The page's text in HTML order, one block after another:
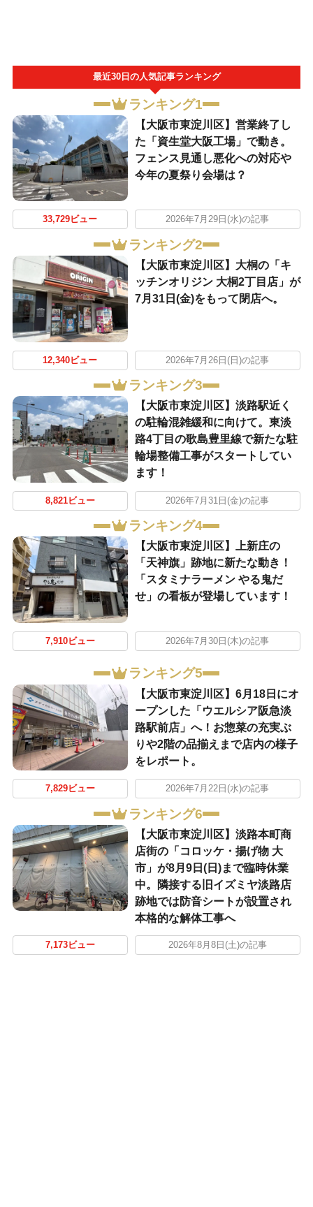
最近30日の人気記事ランキング
ランキング1
【大阪市東淀川区】営業終了し
た「資生堂大阪工場」で動き。
フェンス見通し悪化への対応や
今年の夏祭り会場は？
33,729ビュー 2026年7月29日(水)の記事
ランキング2
【大阪市東淀川区】大桐の「キ
ッチンオリジン 大桐2丁目店」が
7月31日(金)をもって閉店へ。
12,340ビュー 2026年7月26日(日)の記事
ランキング3
【大阪市東淀川区】淡路駅近く
の駐輪混雑緩和に向けて。東淡
路4丁目の歌島豊里線で新たな駐
輪場整備工事がスタートしてい
ます！
8,821ビュー 2026年7月31日(金)の記事
ランキング4
【大阪市東淀川区】上新庄の
「天神旗」跡地に新たな動き！
「スタミナラーメン やる鬼だ
せ」の看板が登場しています！
7,910ビュー 2026年7月30日(木)の記事
ランキング5
【大阪市東淀川区】6月18日にオ
ープンした「ウエルシア阪急淡
路駅前店」へ！お惣菜の充実ぶ
りや2階の品揃えまで店内の様子
をレポート。
7,829ビュー 2026年7月22日(水)の記事
ランキング6
【大阪市東淀川区】淡路本町商
店街の「コロッケ・揚げ物 大
市」が8月9日(日)まで臨時休業
中。隣接する旧イズミヤ淡路店
跡地では防音シートが設置され
本格的な解体工事へ
7,173ビュー 2026年8月8日(土)の記事